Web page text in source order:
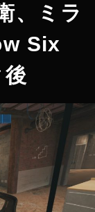
、ミラ
Six